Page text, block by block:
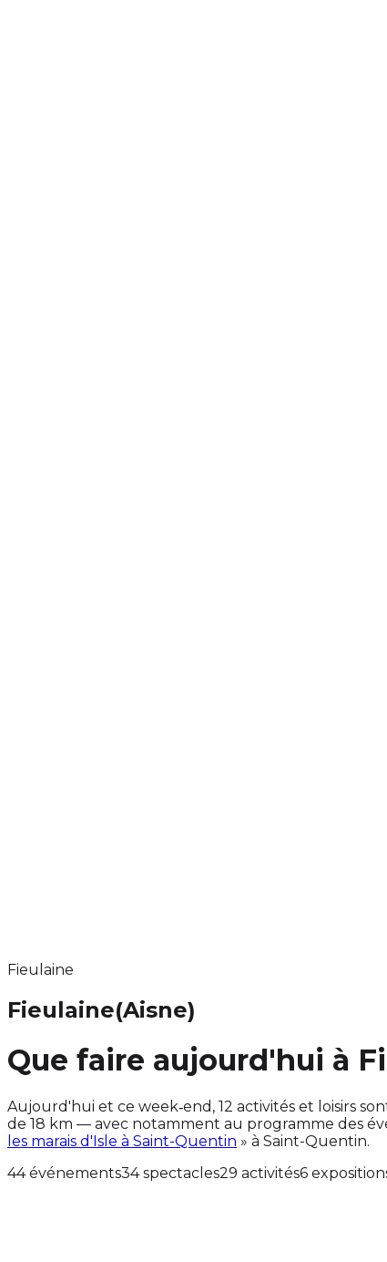
Fieulaine
Fieulaine(Aisne)
Que faire aujourd'hui à
Aujourd'hui et ce week‑end, 12 activités et loisirs
de 18 km — avec notamment au programme des
les marais d'Isle à Saint-Quentin » à Saint-Quentin.
44 événements34 spectacles29 activités6